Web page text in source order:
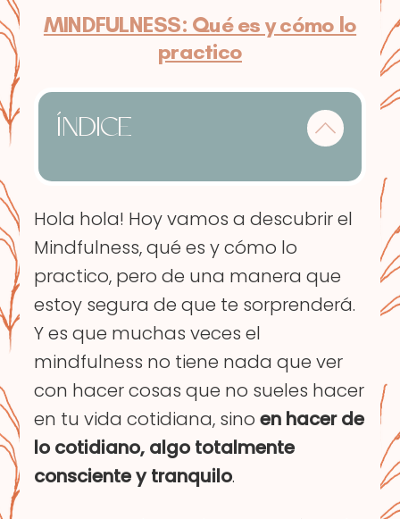
MINDFULNESS: Qué es y cómo lo
practico
ÍNDICE
Hola hola! Hoy vamos a descubrir el
Mindfulness, qué es y cómo lo
practico, pero de una manera que
estoy segura de que te sorprenderá.
Y es que muchas veces el
mindfulness no tiene nada que ver
con hacer cosas que no sueles hacer
en tu vida cotidiana, sinoen hacer de
lo cotidiano, algo totalmente
consciente y tranquilo.